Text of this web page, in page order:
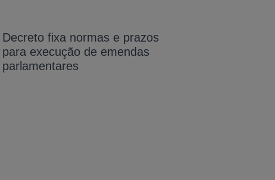
Decreto fixa normas e prazos
para execução de emendas
parlamentares